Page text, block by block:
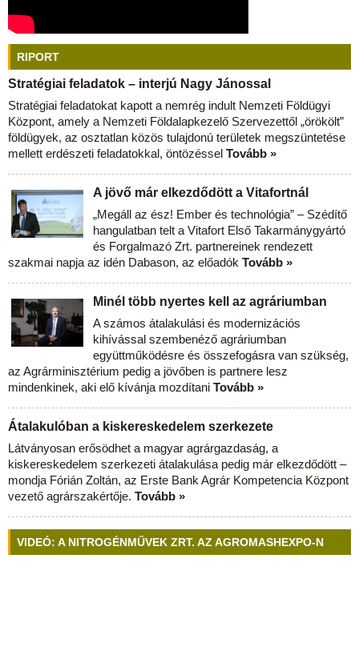
RIPORT
Stratégiai feladatok – interjú Nagy Jánossal
Stratégiai feladatokat kapott a nemrég indult Nemzeti Földügyi
Központ, amely a Nemzeti Földalapkezelő Szervezettől „örökölt”
földügyek, az osztatlan közös tulajdonú területek megszüntetése
mellett erdészeti feladatokkal, öntözéssel Tovább »
A jövő már elkezdődött a Vitafortnál
„Megáll az ész! Ember és technológia” – Szédítő
hangulatban telt a Vitafort Első Takarmánygyártó
és Forgalmazó Zrt. partnereinek rendezett
szakmai napja az idén Dabason, az előadók Tovább »
Minél több nyertes kell az agráriumban
A számos átalakulási és modernizációs
kihívással szembenéző agráriumban
együttműködésre és összefogásra van szükség,
az Agrárminisztérium pedig a jövőben is partnere lesz
mindenkinek, aki elő kívánja mozdítani Tovább »
Átalakulóban a kiskereskedelem szerkezete
Látványosan erősödhet a magyar agrárgazdaság, a
kiskereskedelem szerkezeti átalakulása pedig már elkezdődött –
mondja Fórián Zoltán, az Erste Bank Agrár Kompetencia Központ
vezető agrárszakértője. Tovább »
VIDEÓ: A NITROGÉNMŰVEK ZRT. AZ AGROMASHEXPO-N